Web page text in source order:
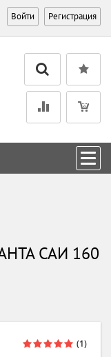
Войти Регистрация
САИ 160